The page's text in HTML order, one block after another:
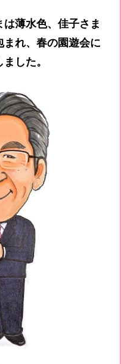
薄水色、佳子さま
れ、春の園遊会に
した。